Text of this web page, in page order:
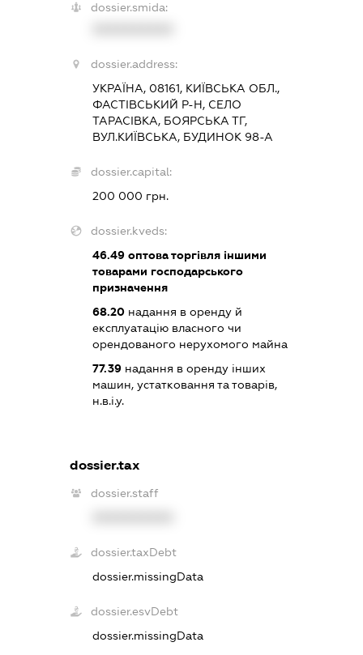
dossier.smida:
dossier.address:
УКРАЇНА, 08161, КИЇВСЬКА ОБЛ.,
ФАСТІВСЬКИЙ Р-Н, СЕЛО
ТАРАСІВКА, БОЯРСЬКА ТГ,
ВУЛ.КИЇВСЬКА, БУДИНОК 98-А
dossier.capital:
200 000 грн.
dossier.kveds:
46.49оптова торгівля іншими
товарами господарського
призначення
68.20надання в оренду й
експлуатацію власного чи
орендованого нерухомого майна
77.39надання в оренду інших
машин, устатковання та товарів,
н.в.і.у.
dossier.tax
dossier.staff
dossier.taxDebt
dossier.missingData
dossier.esvDebt
dossier.missingData